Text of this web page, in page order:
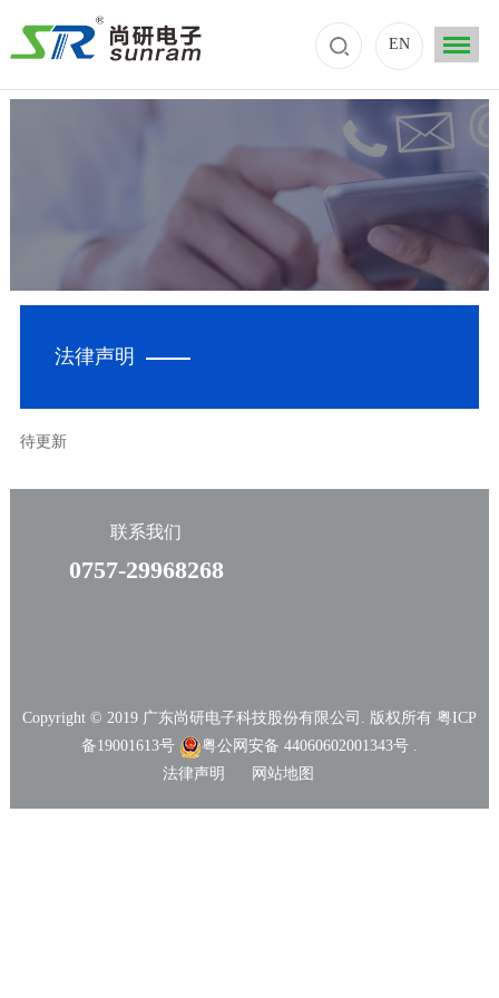
EN
法律声明
待更新
联系我们
0757-29968268
Copyright © 2019 广东尚研电子科技股份有限公司. 版权所有 粤ICP
备19001613号
粤公网安备 44060602001343号 .
法律声明
网站地图